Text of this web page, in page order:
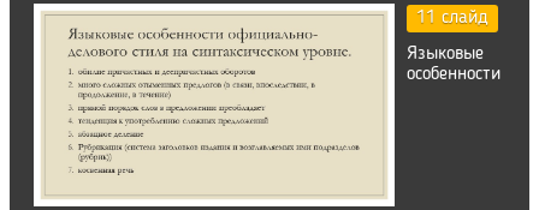
11 слайд
Языковые
особенности